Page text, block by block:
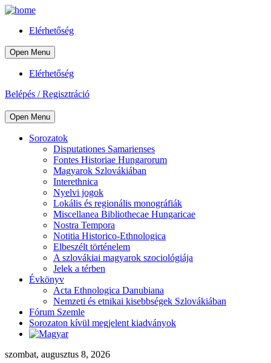
Elérhetőség
Open Menu
Elérhetőség
Belépés / Regisztráció
Open Menu
Sorozatok
Disputationes Samarienses
Fontes Historiae Hungarorum
Magyarok Szlovákiában
Interethnica
Nyelvi jogok
Lokális és regionális monográfiák
Miscellanea Bibliothecae Hungaricae
Nostra Tempora
Notitia Historico-Ethnologica
Elbeszélt történelem
A szlovákiai magyarok szociológiája
Jelek a térben
Évkönyv
Acta Ethnologica Danubiana
Nemzeti és etnikai kisebbségek Szlovákiában
Fórum Szemle
Sorozaton kívül megjelent kiadványok
szombat, augusztus 8, 2026